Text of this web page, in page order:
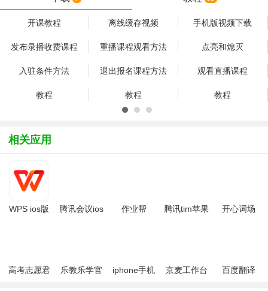
开课教程 离线缓存视频 手机版视频下载
发布录播收费课程 重播课程观看方法 点亮和熄灭
入驻条件方法 退出报名课程方法 观看直播课程
教程 教程 教程
相关应用
WPS ios版
腾讯会议ios
作业帮
腾讯tim苹果
开心词场
高考志愿君
乐教乐学官
iphone手机
京麦工作台
百度翻译